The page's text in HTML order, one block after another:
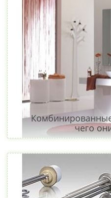
чего